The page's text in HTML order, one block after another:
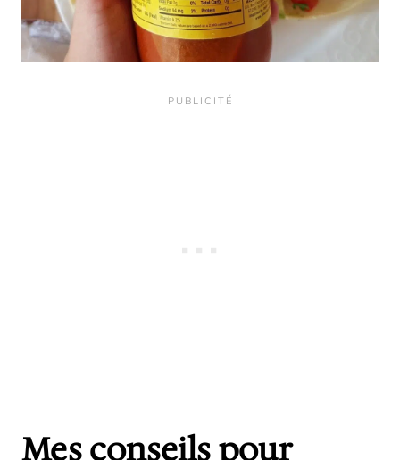
Mes conseils pour